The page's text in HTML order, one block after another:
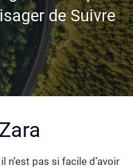
de Suivre
n’est pas si facile d’avoir